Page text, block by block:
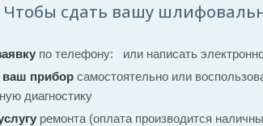
Чтобы сдать вашу
по телефону:
или написать
ваш прибор самостоятельно или
диагностику
ремонта (оплата производится